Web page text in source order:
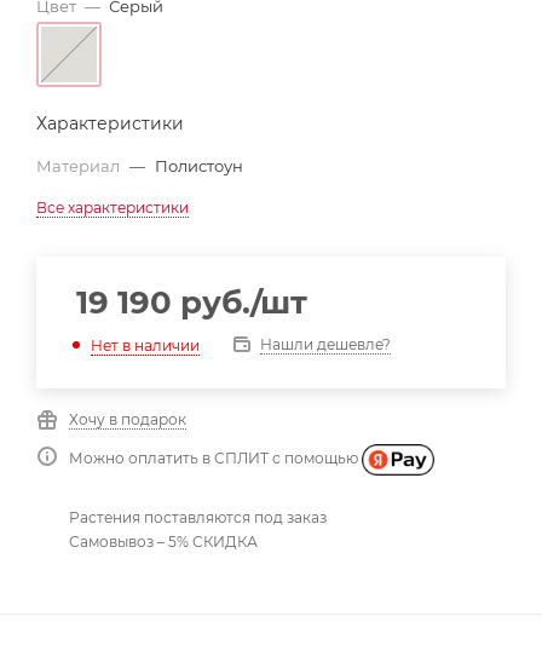
Цвет — Серый
Характеристики
Материал — Полистоун
Все характеристики
19 190 руб./шт
Нет в наличии Нашли дешевле?
Хочу в подарок
Можно оплатить в СПЛИТ с помощью
Растения поставляются под заказ
Самовывоз – 5% СКИДКА